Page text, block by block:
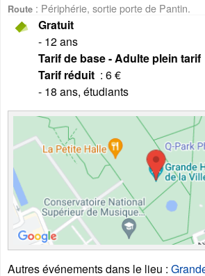
Route : Périphérie, sortie porte de Pantin.
Gratuit
- 12 ans
Tarif de base - Adulte plein tarif
Tarif réduit : 6 €
- 18 ans, étudiants
Autres événements dans le lieu :